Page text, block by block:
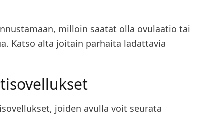
milloin saatat olla ovulaatio tai
Katso alta joitain parhaita ladattavia
joiden avulla voit seurata